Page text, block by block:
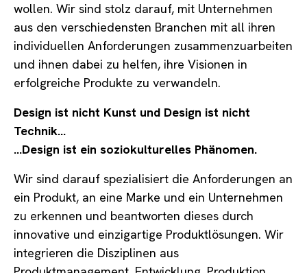
wollen. Wir sind stolz darauf, mit Unternehmen
aus den verschiedensten Branchen mit all ihren
individuellen Anforderungen zusammenzuarbeiten
und ihnen dabei zu helfen, ihre Visionen in
erfolgreiche Produkte zu verwandeln.
Design ist nicht Kunst und Design ist nicht
Technik…
…Design ist ein soziokulturelles Phänomen.
Wir sind darauf spezialisiert die Anforderungen an
ein Produkt, an eine Marke und ein Unternehmen
zu erkennen und beantworten dieses durch
innovative und einzigartige Produktlösungen. Wir
integrieren die Disziplinen aus